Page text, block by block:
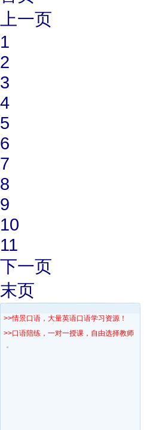
上一页
1
2
3
4
5
6
7
8
9
10
11
下一页
末页
>>情景口语，大量英语口语学习资源！
>>口语陪练，一对一授课，自由选择教师！